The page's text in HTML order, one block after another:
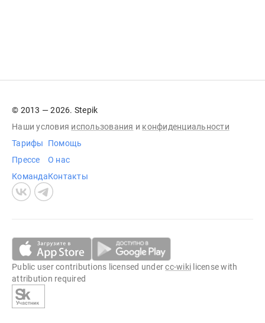
© 2013 — 2026. Stepik
Наши условия использования и конфиденциальности
Тарифы
Прессе
Команда
Помощь
О нас
Контакты
Public user contributions licensed undercc-wiki license with
attribution required